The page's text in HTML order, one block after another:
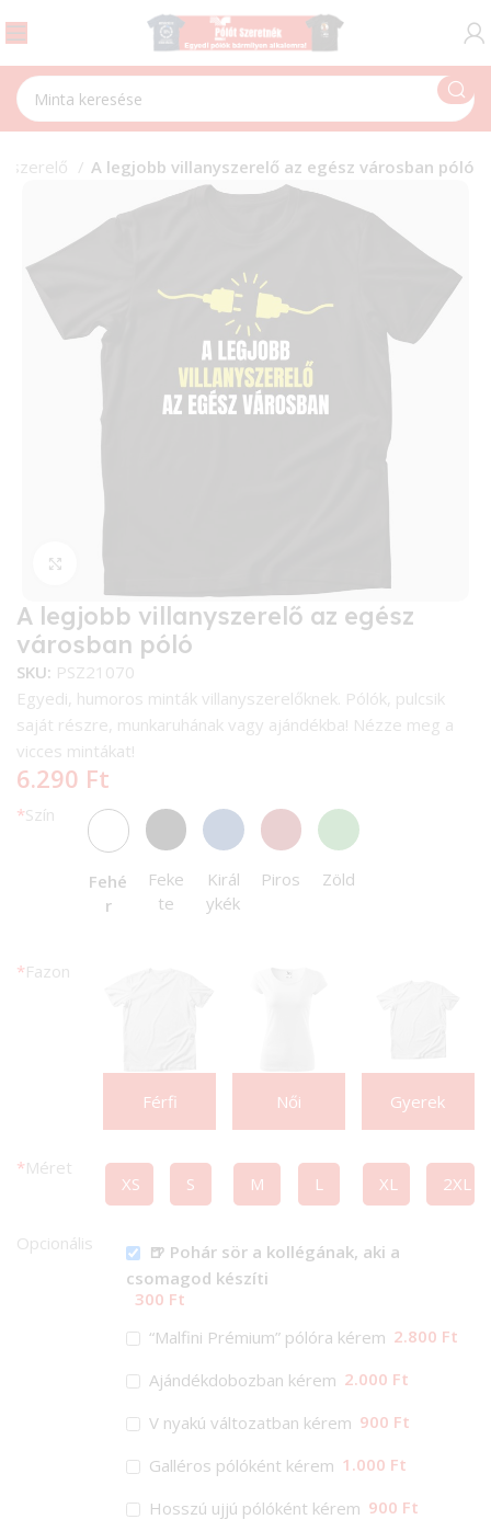
A legjobb villanyszerelő az egész városban póló
Kattintson a nagyításhoz
A legjobb villanyszerelő az egész
városban póló
SKU: PSZ21070
Egyedi, humoros minták villanyszerelőknek. Pólók, pulcsik
saját részre, munkaruhának vagy ajándékba! Nézze meg a
vicces mintákat!
6.290 Ft
*Szín
Fehé
r
Feke
te
Királ
ykék
Piros Zöld
*Fazon
Férfi Női Gyerek
*Méret
XS S M L XL 2XL
Opcionális
🍺 Pohár sör a kollégának, aki a
csomagod készíti
300 Ft
“Malfini Prémium” pólóra kérem 2.800 Ft
Ajándékdobozban kérem 2.000 Ft
V nyakú változatban kérem 900 Ft
Galléros pólóként kérem 1.000 Ft
Hosszú ujjú pólóként kérem 900 Ft